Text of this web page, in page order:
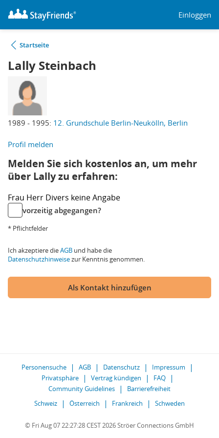
Einloggen
Startseite
Lally Steinbach
1989 - 1995: 12. Grundschule Berlin-Neukölln, Berlin
Profil melden
Melden Sie sich kostenlos an, um mehr
über Lally zu erfahren:
Frau Herr Divers keine Angabe
vorzeitig abgegangen?
* Pflichtfelder
Ich akzeptiere dieAGB und habe die
Datenschutzhinweisezur Kenntnis genommen.
Als Kontakt hinzufügen
Personensuche AGB Datenschutz
Impressum
Privatsphäre
Vertrag kündigen
FAQ
Community Guidelines
Barrierefreiheit
Schweiz
Österreich Frankreich Schweden
© Fri Aug 07 22:27:28 CEST 2026 Ströer Connections GmbH